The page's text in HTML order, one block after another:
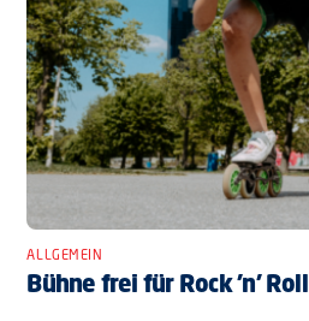
ALLGEMEIN
Bühne frei für Rock ’n’ Roll